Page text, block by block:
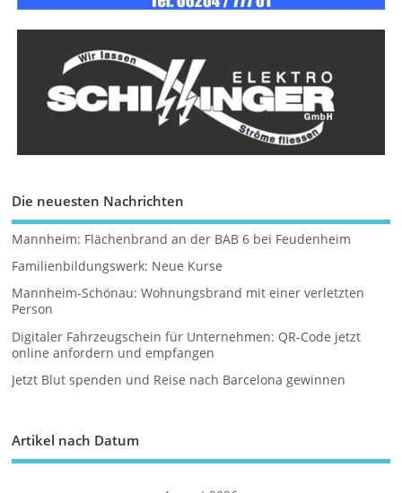
Die neuesten Nachrichten
Mannheim: Flächenbrand an der BAB 6 bei Feudenheim
Familienbildungswerk: Neue Kurse
Mannheim-Schönau: Wohnungsbrand mit einer verletzten
Person
Digitaler Fahrzeugschein für Unternehmen: QR-Code jetzt
online anfordern und empfangen
Jetzt Blut spenden und Reise nach Barcelona gewinnen
Artikel nach Datum